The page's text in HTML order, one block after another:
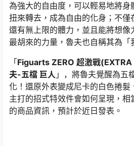
為強大的自由度，可以輕易地將身
扭來轉去，成為自由的化身；不僅
還有無上限的體力，並且能將想像
最胡來的力量，魯夫也自稱其為「
「Figuarts ZERO 超激戰(EXTRA
夫-五檔 巨人 」，將魯夫覺醒為五
化！還原外表變成尼卡的白色捲髮
主打的招式特效件會如何呈現，相
的商品資訊，預計於近日發表。